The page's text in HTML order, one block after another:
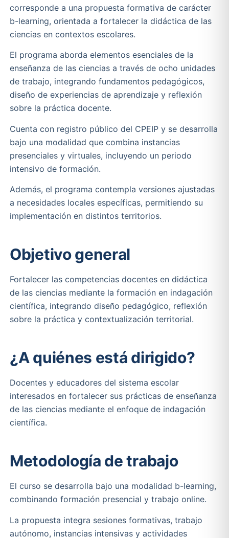
corresponde a una propuesta formativa de carácter
b-learning, orientada a fortalecer la didáctica de las
ciencias en contextos escolares.
El programa aborda elementos esenciales de la
enseñanza de las ciencias a través de ocho unidades
de trabajo, integrando fundamentos pedagógicos,
diseño de experiencias de aprendizaje y reflexión
sobre la práctica docente.
Cuenta con registro público del CPEIP y se desarrolla
bajo una modalidad que combina instancias
presenciales y virtuales, incluyendo un periodo
intensivo de formación.
Además, el programa contempla versiones ajustadas
a necesidades locales específicas, permitiendo su
implementación en distintos territorios.
Objetivo general
Fortalecer las competencias docentes en didáctica
de las ciencias mediante la formación en indagación
científica, integrando diseño pedagógico, reflexión
sobre la práctica y contextualización territorial.
¿A quiénes está dirigido?
Docentes y educadores del sistema escolar
interesados en fortalecer sus prácticas de enseñanza
de las ciencias mediante el enfoque de indagación
científica.
Metodología de trabajo
El curso se desarrolla bajo una modalidad b-learning,
combinando formación presencial y trabajo online.
La propuesta integra sesiones formativas, trabajo
autónomo, instancias intensivas y actividades